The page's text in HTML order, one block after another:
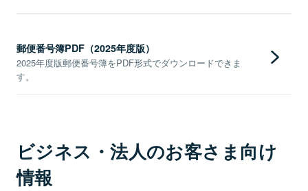
郵便番号簿PDF（2025年度版）
2025年度版郵便番号簿をPDF形式でダウンロードできま
す。
ビジネス・法人のお客さま向け
情報